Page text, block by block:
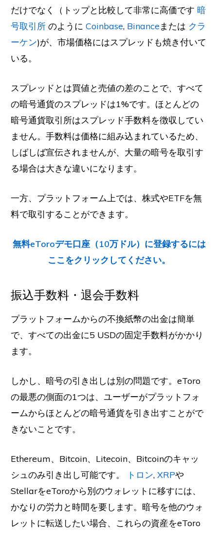
だけでなく（トップと比較して非常に高価です 暗
号取引所 のようにCoinbase, Binanceまたは クラ
ーケン)が、市場価格にはスプレッドも焼き付いて
いる。
スプレッドとは買値と売値の差のことで、すべて
の暗号通貨のスプレッドは1%です。ほとんどの
暗号通貨取引所はスプレッド手数料を徴収してい
ません。手数料は価格に組み込まれているため、
しばしば宣伝されませんが、大量の暗号を取引す
る場合は大きな違いになります。
一方、プラットフォーム上では、株式やETFを無
料で取引することができます。
無料eToroデモ口座（10万ドル）に登録するには
ここをクリックしてください。
振込手数料・退会手数料
プラットフォームからの不換紙幣の出金は簡単
で、すべての出金に5 USDの固定手数料がかかり
ます。
しかし、暗号の引き出しは別の問題です。eToro
の最悪の側面の1つは、ユーザーがプラットフォ
ームからほとんどの暗号通貨を引き出すことがで
きないことです。
Ethereum、Bitcoin、Litecoin、Bitcoinのキャッ
シュのみ引き出し可能です。
トロン,XRPや
StellarをeToroから別のウォレットに移すには、
かなりの労力と時間を要します。暗号を他のウォ
レットに転送したい場合、これらの資産をeToro